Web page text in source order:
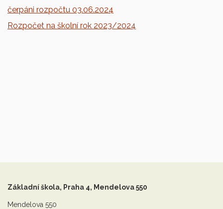
čerpáni rozpočtu 03.06.2024
Rozpočet na školní rok 2023/2024
Základní škola, Praha 4, Mendelova 550
Mendelova 550